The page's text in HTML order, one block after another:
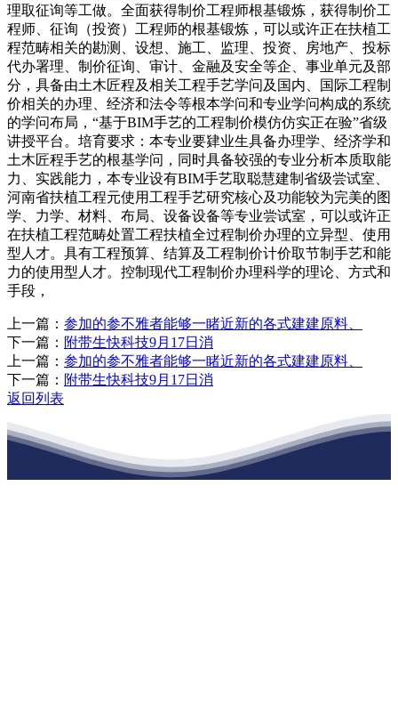
理取征询等工做。全面获得制价工程师根基锻炼，获得制价工
程师、征询（投资）工程师的根基锻炼，可以或许正在扶植工
程范畴相关的勘测、设想、施工、监理、投资、房地产、投标
代办署理、制价征询、审计、金融及安全等企、事业单元及部
分，具备由土木匠程及相关工程手艺学问及国内、国际工程制
价相关的办理、经济和法令等根本学问和专业学问构成的系统
的学问布局，“基于BIM手艺的工程制价模仿仿实正在验”省级
讲授平台。培育要求：本专业要肄业生具备办理学、经济学和
土木匠程手艺的根基学问，同时具备较强的专业分析本质取能
力、实践能力，本专业设有BIM手艺取聪慧建制省级尝试室、
河南省扶植工程元使用工程手艺研究核心及功能较为完美的图
学、力学、材料、布局、设备设备等专业尝试室，可以或许正
在扶植工程范畴处置工程扶植全过程制价办理的立异型、使用
型人才。具有工程预算、结算及工程制价计价取节制手艺和能
力的使用型人才。控制现代工程制价办理科学的理论、方式和
手段，
上一篇： 参加的参不雅者能够一睹近新的各式建建原料、
下一篇： 附带生快科技9月17日消
上一篇： 参加的参不雅者能够一睹近新的各式建建原料、
下一篇： 附带生快科技9月17日消
返回列表